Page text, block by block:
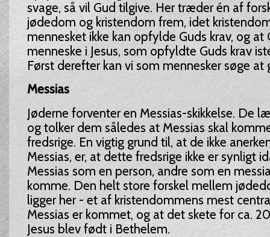
svage, så vil Gud tilgive. Her træder én af
jødedom og kristendom frem, idet
mennesket ikke kan opfylde Guds krav, og at
menneske i Jesus, som opfyldte Guds krav
Først derefter kan vi som mennesker søge at
Messias
Jøderne forventer en Messias-skikkelse. De
og tolker dem således at Messias skal
fredsrige. En vigtig grund til, at de ikke
Messias, er, at dette fredsrige ikke er synligt
Messias som en person, andre som en
komme. Den helt store forskel mellem
ligger her - et af kristendommens mest
Messias er kommet, og at det skete for ca.
Jesus blev født i Bethelem.